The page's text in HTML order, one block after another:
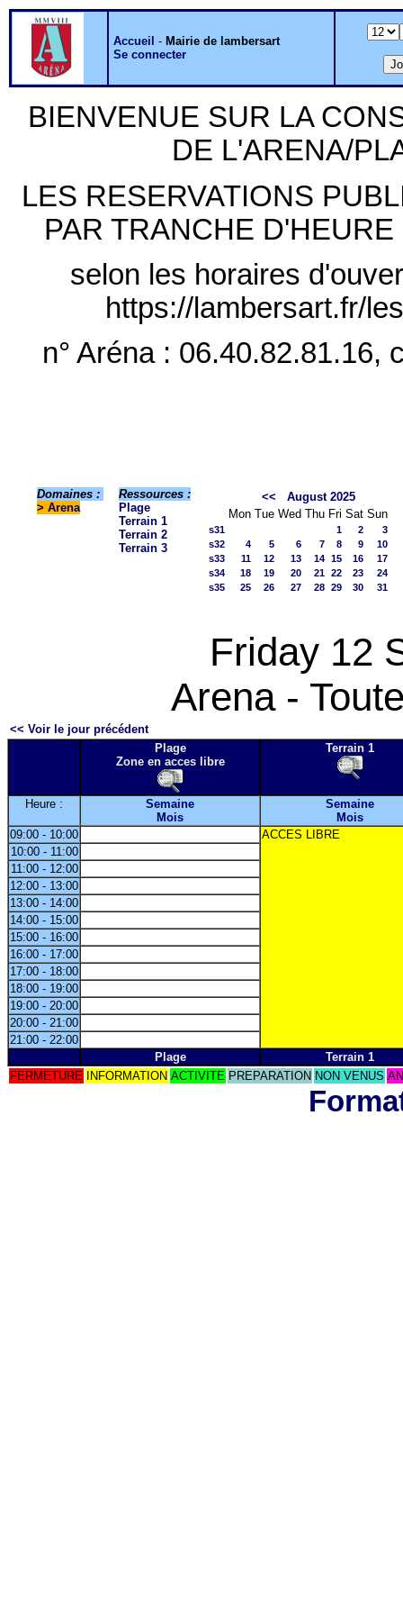
Accueil - Mairie de lambersart
Se connecter
BIENVENUE SUR LA
DE L'ARENA/
LES RESERVATIONS
PAR TRANCHE
selon les horaires
https://lambersart.fr/
n° Aréna : 06.40.82.81.16,
Domaines :
> Arena
Ressources :
Plage
Terrain 1
Terrain 2
Terrain 3
<<
August 2025
Mon Tue Wed Thu Fri Sat Sun
s31 1 2
3
s32
4 5 6 7 8 9
10
s33
11 12 13 14 15 16
17
s34
18 19 20 21 22 23
24
s35
25 26 27 28 29 30 31
Friday 12
Arena -
<< Voir le jour précédent
Plage
Zone en acces libre
Terrain 1
Heure :
Semaine
Mois
Semaine
Mois
09:00 - 10:00
ACCES LIBRE
10:00 - 11:00
11:00 - 12:00
12:00 - 13:00
13:00 - 14:00
14:00 - 15:00
15:00 - 16:00
16:00 - 17:00
17:00 - 18:00
18:00 - 19:00
19:00 - 20:00
20:00 - 21:00
21:00 - 22:00
Plage
Terrain 1
FERMETURE
INFORMATION ACTIVITE PREPARATION NON VENUS